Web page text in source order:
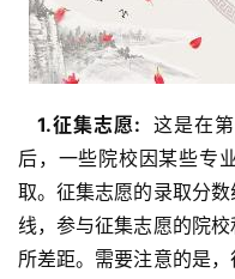
  1.征集志愿:
这是在
后，一些院校因某些专
取。征集志愿的录取分
线，参与征集志愿的院
所差距。需要注意的是